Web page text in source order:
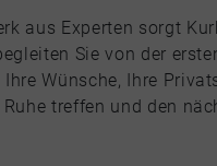
aus Experten sorgt
Sie von der
Wünsche, Ihre
treffen und den